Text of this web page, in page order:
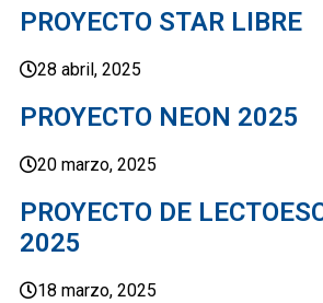
PROYECTO STAR LIBRE
28 abril, 2025
PROYECTO NEON 2025
20 marzo, 2025
PROYECTO DE
2025
18 marzo, 2025